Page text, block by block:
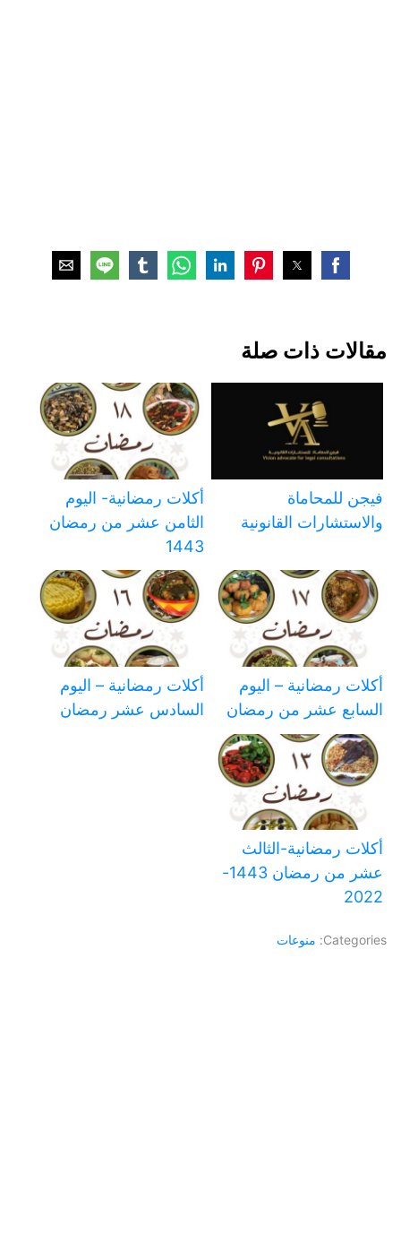
مقالات ذات صلة
فيجن للمحاماة
والاستشارات القانونية
أكلات رمضانية- اليوم
الثامن عشر من رمضان
1443
أكلات رمضانية – اليوم
السابع عشر من رمضان
أكلات رمضانية – اليوم
السادس عشر رمضان
أكلات رمضانية-الثالث
عشر من رمضان 1443-
2022
Categories: منوعات